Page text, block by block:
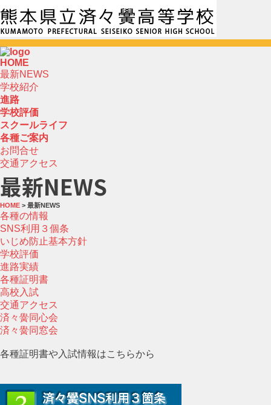
HOME
最新NEWS
学校紹介
進路
学校評価
スクールライフ
各種ご案内
お問合せ
交通アクセス
最新NEWS
HOME > 最新NEWS
各種の情報
SNS利用３個条
いじめ防止基本方針
学校評価
進路実績
各種証明書
高校入試
交通アクセス
済々黌同心会
済々黌同窓会
各種証明書や入試情報はこちらから